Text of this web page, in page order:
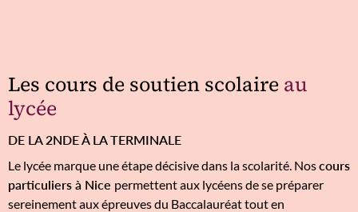
Les cours de soutien scolaire au
lycée
DE LA 2NDE À LA TERMINALE
Le lycée marque une étape décisive dans la scolarité. Noscours
particuliers à Nice permettent aux lycéens de se préparer
sereinement aux épreuves du Baccalauréat tout en